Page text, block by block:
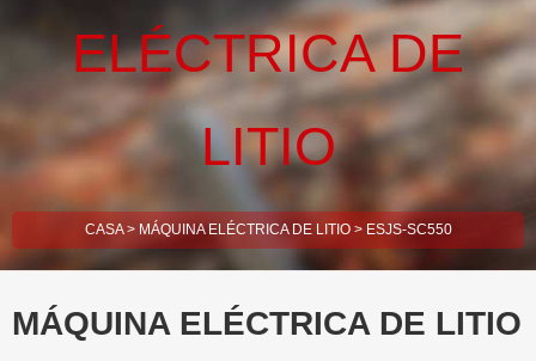
ELÉCTRICA DE
LITIO
CASA> MÁQUINA ELÉCTRICA DE LITIO> ESJS-SC550
MÁQUINA ELÉCTRICA DE LITIO